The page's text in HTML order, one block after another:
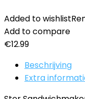
Added to wishlist
Add to compare
€12.99
Beschrijving
Extra